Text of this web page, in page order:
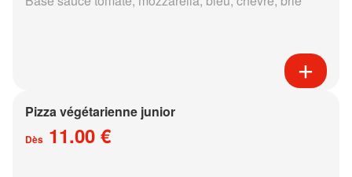
Pizza végétarienne junior
Dès 11.00 €